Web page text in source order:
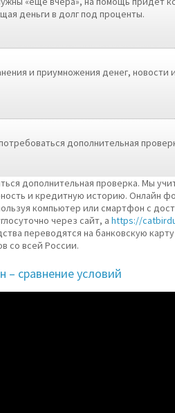
деньги в долг под проценты.
и приумножения денег, новости
дополнительная
дополнительная проверка. Мы
и кредитную историю. Онлайн
компьютер или смартфон с
через сайт, а https://
переводятся на банковскую
со всей России.
– сравнение условий